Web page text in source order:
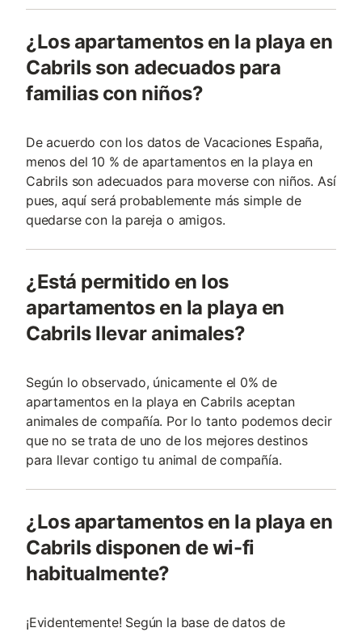
¿Los apartamentos en la playa en
Cabrils son adecuados para
familias con niños?
De acuerdo con los datos de Vacaciones España,
menos del 10 % de apartamentos en la playa en
Cabrils son adecuados para moverse con niños. Así
pues, aquí será probablemente más simple de
quedarse con la pareja o amigos.
¿Está permitido en los
apartamentos en la playa en
Cabrils llevar animales?
Según lo observado, únicamente el 0% de
apartamentos en la playa en Cabrils aceptan
animales de compañía. Por lo tanto podemos decir
que no se trata de uno de los mejores destinos
para llevar contigo tu animal de compañía.
¿Los apartamentos en la playa en
Cabrils disponen de wi-fi
habitualmente?
¡Evidentemente! Según la base de datos de